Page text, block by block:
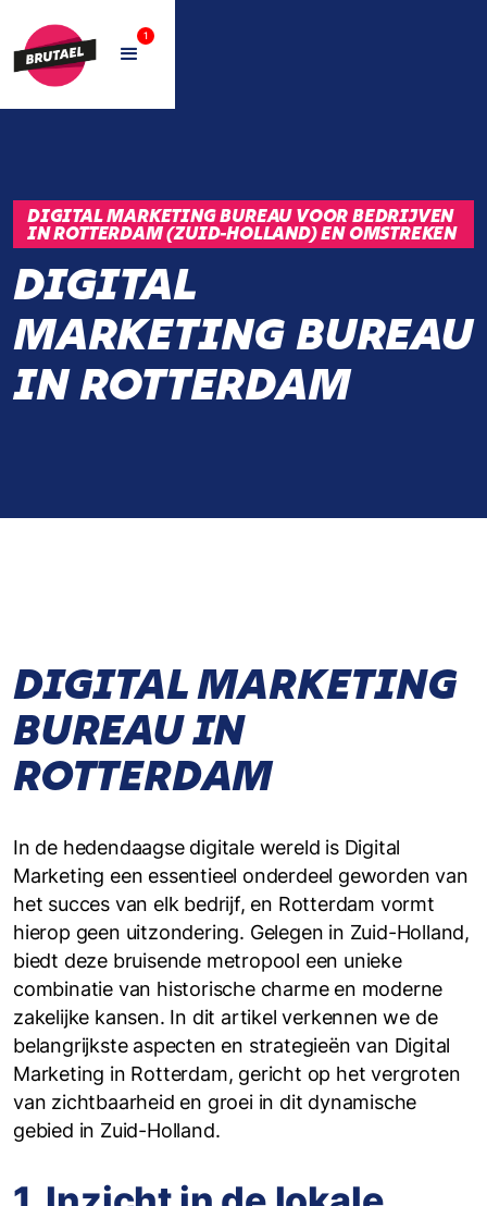
1
DIGITAL MARKETING BUREAU VOOR BEDRIJVEN
IN ROTTERDAM (ZUID-HOLLAND) EN OMSTREKEN
DIGITAL
MARKETING BUREAU
IN ROTTERDAM
DIGITAL MARKETING
BUREAU IN
ROTTERDAM
In de hedendaagse digitale wereld is Digital
Marketing een essentieel onderdeel geworden van
het succes van elk bedrijf, en Rotterdam vormt
hierop geen uitzondering. Gelegen in Zuid-Holland,
biedt deze bruisende metropool een unieke
combinatie van historische charme en moderne
zakelijke kansen. In dit artikel verkennen we de
belangrijkste aspecten en strategieën van Digital
Marketing in Rotterdam, gericht op het vergroten
van zichtbaarheid en groei in dit dynamische
gebied in Zuid-Holland.